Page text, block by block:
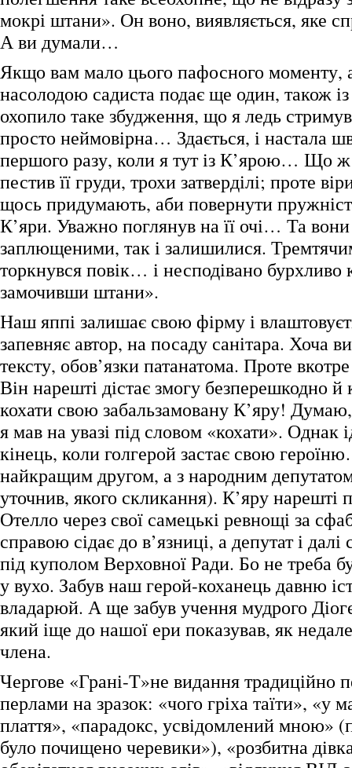
мокрі штани». Он воно, виявляється, яке
А ви думали…
Якщо вам мало цього пафосного моменту,
насолодою садиста подає ще один, також
охопило таке збудження, що я ледь
просто неймовірна… Здається, і настала
першого разу, коли я тут із К’ярою… Що
пестив її груди, трохи затверділі; проте
щось придумають, аби повернути
К’яри. Уважно поглянув на її очі… Та
заплющеними, так і залишилися.
торкнувся повік… і несподівано бурхливо
замочивши штани».
Наш яппі залишає свою фірму і
запевняє автор, на посаду санітара. Хоча
тексту, обов’язки патанатома. Проте
Він нарешті дістає змогу безперешкодно й
кохати свою забальзамовану К’яру!
я мав на увазі під словом «кохати». Однак
кінець, коли голгерой застає свою
найкращим другом, а з народним
уточнив, якого скликання). К’яру нарешті
Отелло через свої самецькі ревнощі за
справою сідає до в’язниці, а депутат і
під куполом Верховної Ради. Бо не треба
у вухо. Забув наш герой-коханець давню
владарюй. А ще забув учення мудрого
який іще до нашої ери показував, як
члена.
Чергове «Грані-Т»не видання традиційно
перлами на зразок: «чого гріха таїти», «у
плаття», «парадокс, усвідомлений мною»
було почищено черевики»), «розбитна